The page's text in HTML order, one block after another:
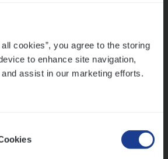
cookies”, you agree to the storing
to enhance site navigation,
assist in our marketing efforts.